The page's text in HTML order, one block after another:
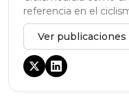
referencia en el
Ver